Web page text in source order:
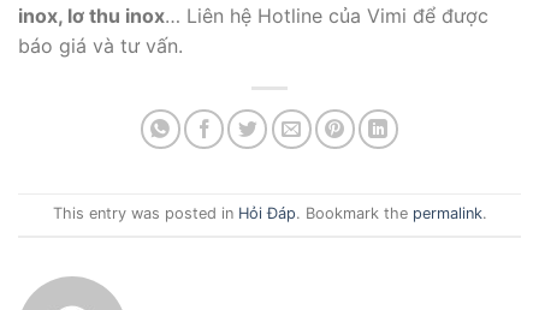
inox, lơ thu inox… Liên hệ Hotline của Vimi để được
báo giá và tư vấn.
This entry was posted in Hỏi Đáp. Bookmark the permalink.